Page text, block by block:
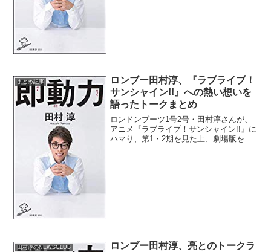
まとめ記事
ロンブー田村淳、『ラブライブ！
サンシャイン!!』への熱い想いを
語ったトークまとめ
ロンドンブーツ1号2号・田村淳さんが、
アニメ『ラブライブ！サンシャイン!!』に
ハマり、第1・2期を見た上、劇場版を鑑
田村淳のNEWSCLUB
ロンブー田村淳、亮とのトークラ